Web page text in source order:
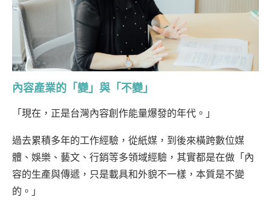
內容產業的「變」與「不變」
「現在，正是台灣內容創作能量爆發的年代。」
過去累積多年的工作經驗，從紙媒，到後來橫跨數位媒
體、娛樂、藝文、行銷等多領域經驗，其實都是在做「內
容的生產與傳遞，只是載具和外貌不一樣，本質是不變
的。」